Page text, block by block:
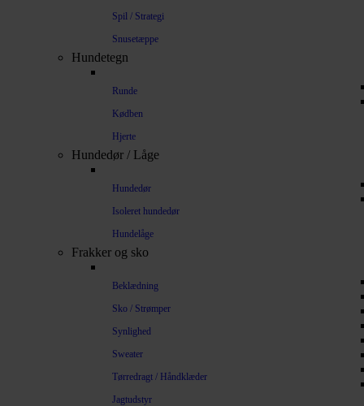
Spil / Strategi
Snusetæppe
Hundetegn
Runde
Kødben
Hjerte
Hundedør / Låge
Hundedør
Isoleret hundedør
Hundelåge
Frakker og sko
Beklædning
Sko / Strømper
Synlighed
Sweater
Tørredragt / Håndklæder
Jagtudstyr